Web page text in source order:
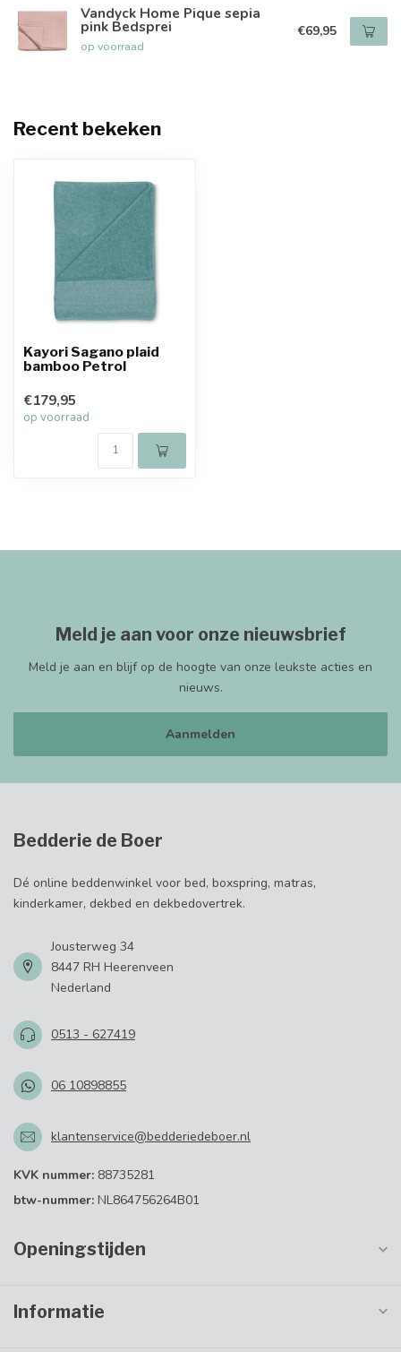
Vandyck Home Pique sepia
pink Bedsprei
op voorraad
€69,95
Recent bekeken
Kayori Sagano plaid
bamboo Petrol
€179,95
op voorraad
Meld je aan voor onze nieuwsbrief
Meld je aan en blijf op de hoogte van onze leukste acties en
nieuws.
Aanmelden
Bedderie de Boer
Dé online beddenwinkel voor bed, boxspring, matras,
kinderkamer, dekbed en dekbedovertrek.
Jousterweg 34
8447 RH Heerenveen
Nederland
0513 - 627419
06 10898855
klantenservice@bedderiedeboer.nl
KVK nummer: 88735281
btw-nummer: NL864756264B01
Openingstijden
Informatie